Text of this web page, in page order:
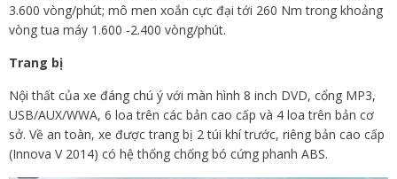
3.600 vòng/phút; mô men xoắn cực đại tới 260 Nm trong khoảng
vòng tua máy 1.600 -2.400 vòng/phút.
Trang bị
Nội thất của xe đáng chú ý với màn hình 8 inch DVD, cổng MP3,
USB/AUX/WWA, 6 loa trên các bản cao cấp và 4 loa trên bản cơ
sở. Về an toàn, xe được trang bị 2 túi khí trước, riêng bản cao cấp
(Innova V 2014) có hệ thống chống bó cứng phanh ABS.